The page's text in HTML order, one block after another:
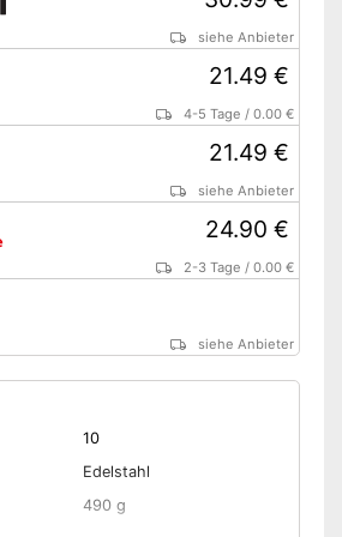
siehe Anbieter
21.49 €
4-5 Tage /0.00 €
21.49 €
siehe Anbieter
24.90 €
2-3 Tage /0.00 €
siehe Anbieter
10
Edelstahl
490 g